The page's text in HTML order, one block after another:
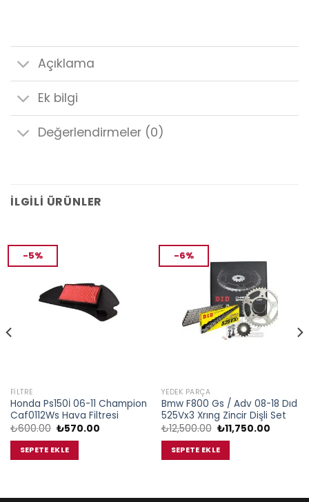
Açıklama
Ek bilgi
Değerlendirmeler (0)
İLGILI ÜRÜNLER
-5%
FILTRE
Honda Ps150İ 06-11 Champion
Caf0112Ws Hava Filtresi
₺600.00 Orijinal
₺600.00.
₺570.00Şu
SEPETE EKLE
-6%
YEDEK PARÇA
Bmw F800 Gs / Adv 08-18 Dıd
525Vx3 Xrıng Zincir Dişli Set
₺12,500.00 Orijinal
fiyat:
₺12,500.00.
₺11,750.00Şu
SEPETE EKLE